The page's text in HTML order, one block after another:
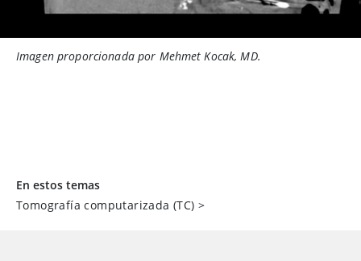
Imagen proporcionada por Mehmet Kocak, MD.
En estos temas
Tomografía computarizada (TC) >